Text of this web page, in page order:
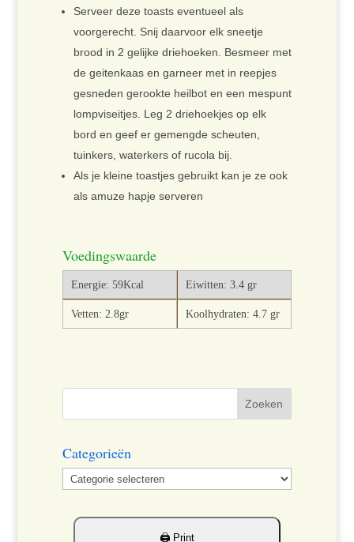
Serveer deze toasts eventueel als
voorgerecht. Snij daarvoor elk sneetje
brood in 2 gelijke driehoeken. Besmeer met
de geitenkaas en garneer met in reepjes
gesneden gerookte heilbot en een mespunt
lompviseitjes. Leg 2 driehoekjes op elk
bord en geef er gemengde scheuten,
tuinkers, waterkers of rucola bij.
Als je kleine toastjes gebruikt kan je ze ook
als amuze hapje serveren
Voedingswaarde
Energie: 59Kcal Eiwitten: 3.4 gr
Vetten: 2.8gr Koolhydraten: 4.7 gr
Categorieën
Categorieën